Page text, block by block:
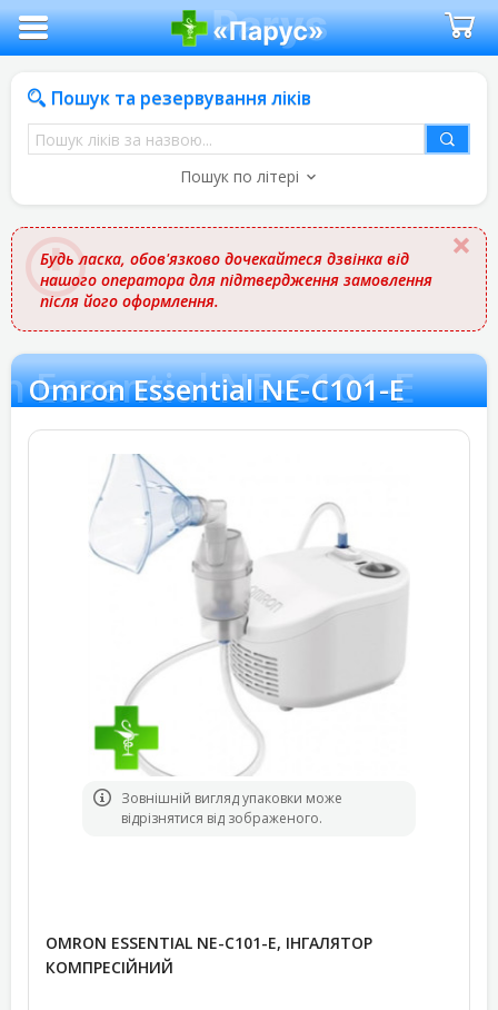
Пошук та резервування ліків
Пошук
ліків
назвою
Пошук по літері
Будь ласка, обов'язково дочекайтеся дзвінка від
нашого оператора для підтвердження замовлення
після його оформлення.
Essential NE-C101-E
Omron Essential NE-C101-E
Зовнішній вигляд упаковки може
відрізнятися від зображеного.
OMRON ESSENTIAL NE-C101-E, ІНГАЛЯТОР
КОМПРЕСІЙНИЙ